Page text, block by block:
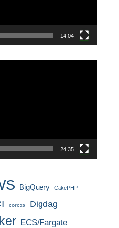
14:04
24:35
BigQuery CakePHP
coreos
Digdag
ECS/Fargate